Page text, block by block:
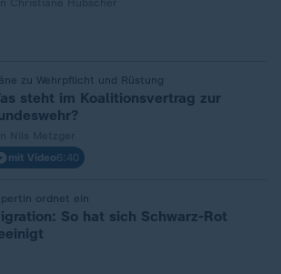
zu Wehrpflicht und Rüstung
steht im Koalitionsvertrag zur
mit Video6:40
ordnet ein
So hat sich Schwarz-Rot